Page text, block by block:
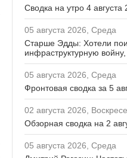
Сводка на утро 4 августа
05 августа 2026, Среда
Старше Эдды: Хотели
инфраструктурную
05 августа 2026, Среда
Фронтовая сводка за 5
02 августа 2026,
Обзорная сводка на 2
05 августа 2026, Среда